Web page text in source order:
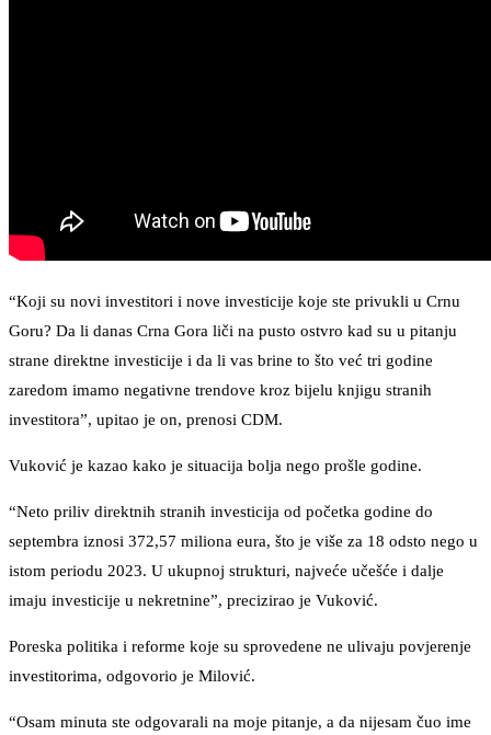
“Koji su novi investitori i nove investicije koje ste privukli u Crnu
Goru? Da li danas Crna Gora liči na pusto ostvro kad su u pitanju
strane direktne investicije i da li vas brine to što već tri godine
zaredom imamo negativne trendove kroz bijelu knjigu stranih
investitora”, upitao je on, prenosi CDM.
Vuković je kazao kako je situacija bolja nego prošle godine.
“Neto priliv direktnih stranih investicija od početka godine do
septembra iznosi 372,57 miliona eura, što je više za 18 odsto nego u
istom periodu 2023. U ukupnoj strukturi, najveće učešće i dalje
imaju investicije u nekretnine”, precizirao je Vuković.
Poreska politika i reforme koje su sprovedene ne ulivaju povjerenje
investitorima, odgovorio je Milović.
“Osam minuta ste odgovarali na moje pitanje, a da nijesam čuo ime